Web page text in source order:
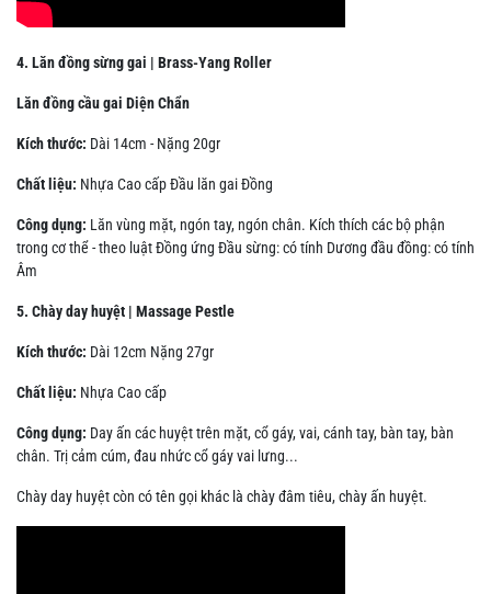
4. Lăn đồng sừng gai | Brass-Yang Roller
Lăn đồng cầu gai Diện Chẩn
Kích thước: Dài 14cm - Nặng 20gr
Chất liệu: Nhựa Cao cấp Đầu lăn gai Đồng
Công dụng: Lăn vùng mặt, ngón tay, ngón chân. Kích thích các bộ phận
trong cơ thể - theo luật Đồng ứng Đầu sừng: có tính Dương đầu đồng: có tính
Âm
5. Chày day huyệt | Massage Pestle
Kích thước: Dài 12cm Nặng 27gr
Chất liệu: Nhựa Cao cấp
Công dụng: Day ấn các huyệt trên mặt, cổ gáy, vai, cánh tay, bàn tay, bàn
chân. Trị cảm cúm, đau nhức cổ gáy vai lưng...
Chày day huyệt còn có tên gọi khác là chày đâm tiêu, chày ấn huyệt.